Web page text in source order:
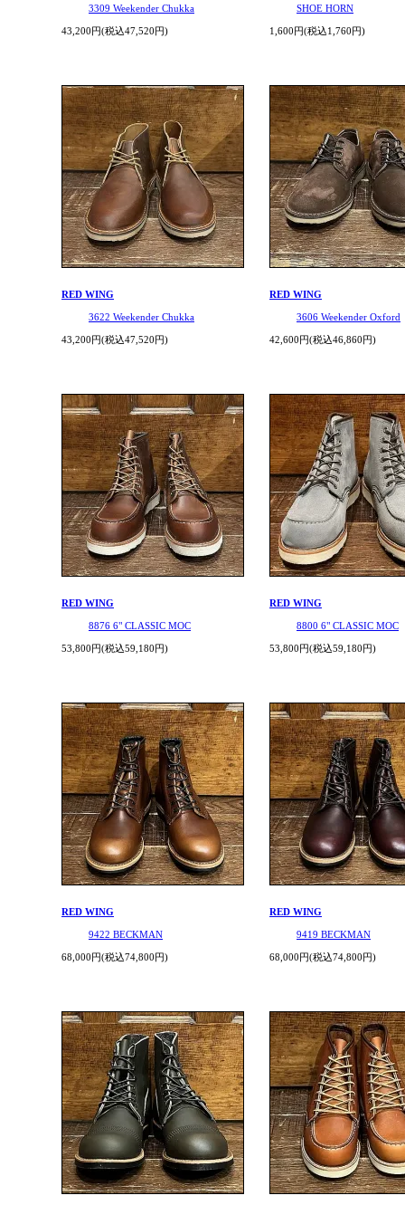
3309 Weekender Chukka
43,200円(税込47,520円)
SHOE HORN
1,600円(税込1,760円)
RED WING
3622 Weekender Chukka
43,200円(税込47,520円)
RED WING
3606 Weekender Oxford
42,600円(税込46,860円)
RED WING
8876 6" CLASSIC MOC
53,800円(税込59,180円)
RED WING
8800 6" CLASSIC MOC
53,800円(税込59,180円)
RED WING
9422 BECKMAN
68,000円(税込74,800円)
RED WING
9419 BECKMAN
68,000円(税込74,800円)